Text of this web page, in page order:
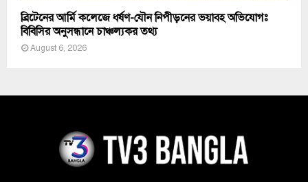
ব্রিটেনের আর্মি কলেজে ধর্ষণ-যৌন নিপীড়নের ভয়াবহ অভিযোগঃ
বিবিসির অনুসন্ধানে চাঞ্চল্যকর তথ্য
August 6, 2026